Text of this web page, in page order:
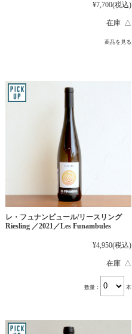
¥7,700(税込)
在庫 △
商品を見る
レ・フュナンビュール/リースリング
Riesling ／2021／Les Funambules
¥4,950(税込)
在庫 △
数量： 本